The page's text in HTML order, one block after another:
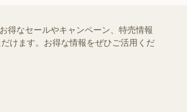
得なセールやキャンペーン、特売情報
けます。お得な情報をぜひご活用くだ